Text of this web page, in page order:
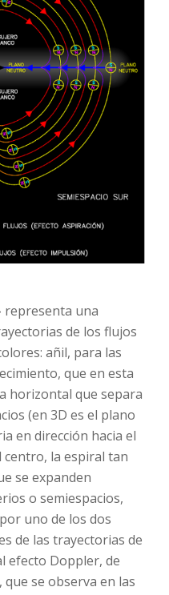
representa una
de los flujos
añil, para las
que en esta
horizontal que separa
(en 3D es el plano
en dirección hacia el
la espiral tan
se expanden
o semiespacios,
uno de los dos
de las trayectorias de
efecto Doppler, de
se observa en las